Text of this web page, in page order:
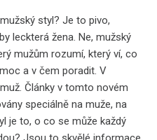
styl? Je to pivo,
leckterá žena. Ne, mužský
mužům rozumí, který ví, co
a v čem poradit. V
Články v tomto novém
speciálně na muže, na
je to, o co se může každý